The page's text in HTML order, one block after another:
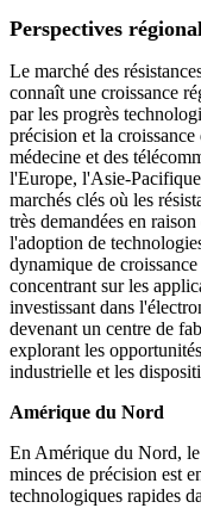
Perspectives
Le marché des
connaît une croissance
par les progrès
précision et la croissance
médecine et des
l'Europe, l'Asie-
marchés clés où les
très demandées en
l'adoption de
dynamique de
concentrant sur les
investissant dans
devenant un centre de
explorant les
industrielle et les
Amérique du Nord
En Amérique du Nord, le
minces de précision est
technologiques rapides